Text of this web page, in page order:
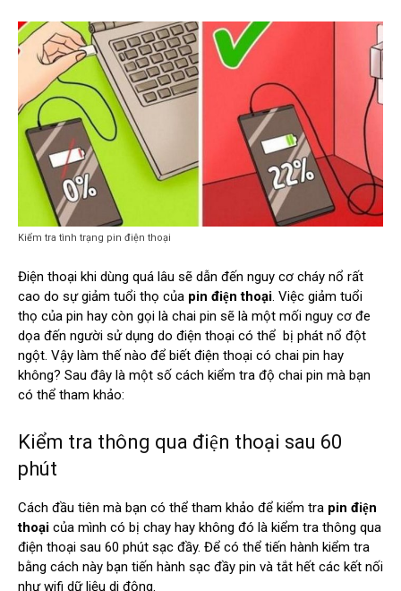
Kiểm tra tình trạng pin điện thoại
Điện thoại khi dùng quá lâu sẽ dẫn đến nguy cơ cháy nổ rất
cao do sự giảm tuổi thọ của pin điện thoại. Việc giảm tuổi
thọ của pin hay còn gọi là chai pin sẽ là một mối nguy cơ đe
dọa đến người sử dụng do điện thoại có thể bị phát nổ đột
ngột. Vậy làm thế nào để biết điện thoại có chai pin hay
không? Sau đây là một số cách kiểm tra độ chai pin mà bạn
có thể tham khảo:
Kiểm tra thông qua điện thoại sau 60
phút
Cách đầu tiên mà bạn có thể tham khảo để kiểm tra pin điện
thoại của mình có bị chay hay không đó là kiểm tra thông qua
điện thoại sau 60 phút sạc đầy. Để có thể tiến hành kiểm tra
bằng cách này bạn tiến hành sạc đầy pin và tắt hết các kết nối
như wifi dữ liệu di động.